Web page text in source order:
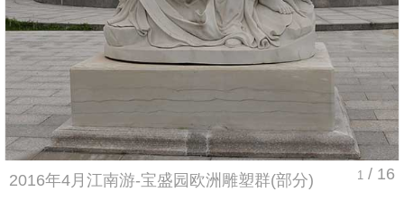
1 / 16
2016年4月江南游-宝盛园欧洲雕塑群(部分)